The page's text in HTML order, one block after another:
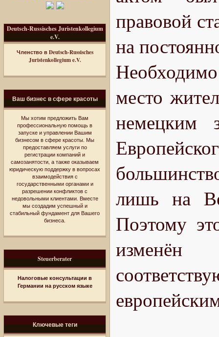
Deutsch-Russisches Juristenkollegium
e.V.
Членство в Deutsch-Russisches
Juristenkollegium e.V.
Ваш бизнес в сфере красоты
Мы хотим предложить Вам
профессиональную помощь в
запуске и управлении Вашим
бизнесом в сфере красоты. Мы
предоставляем услуги по
регистрации компаний и
самозанятости, а также оказываем
юридическую поддержку в вопросах
взаимодействия с
государственными органами и
разрешении конфликтов с
недовольными клиентами. Вместе
мы создадим успешный и
стабильный фундамент для Вашего
бизнеса.
Steuerberater
Налоговые консультации в
Германии на русском языке
Ключевые теги
правовой
на
место
немецким
лишь на
Поэтому
изменён